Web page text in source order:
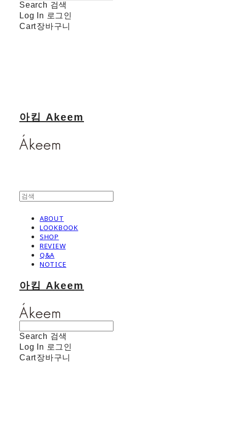
Search 검색
Log In 로그인
Cart장바구니
아킴 Akeem
ABOUT
LOOKBOOK
SHOP
REVIEW
Q&A
NOTICE
아킴 Akeem
Search 검색
Log In 로그인
Cart장바구니